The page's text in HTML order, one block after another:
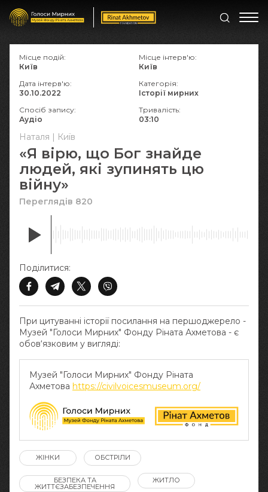
Наталя | Київ
«Я вірю, що Бог знайде
людей, які зупинять цю
війну»
Переглядів 820
При цитуванні історії посилання на першоджерело -
Музей "Голоси Мирних" Фонду Ріната Ахметова - є
обов‘язковим у вигляді:
Музей "Голоси Мирних" Фонду Ріната
Ахметова https://civilvoicesmuseum.org/
Поділитися:
Місце подій:
Київ
Місце інтерв'ю:
Київ
Дата інтерв'ю:
30.10.2022
Категорія:
Історії мирних
Спосіб запису:
Аудіо
Тривалість:
03:10
ЖІНКИ ОБСТРІЛИ
БЕЗПЕКА ТА
ЖИТТЄЗАБЕЗПЕЧЕННЯ
ЖИТЛО